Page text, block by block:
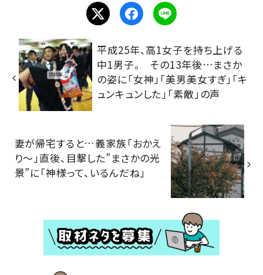
平成25年、高1女子を持ち上げる
中1男子。 その13年後…まさか
の姿に「女神」「美男美女すぎ」「キ
ュンキュンした」「素敵」の声
妻が帰宅すると…義家族「おかえ
り～」直後、目撃した”まさかの光
景”に「神様って、いるんだね」